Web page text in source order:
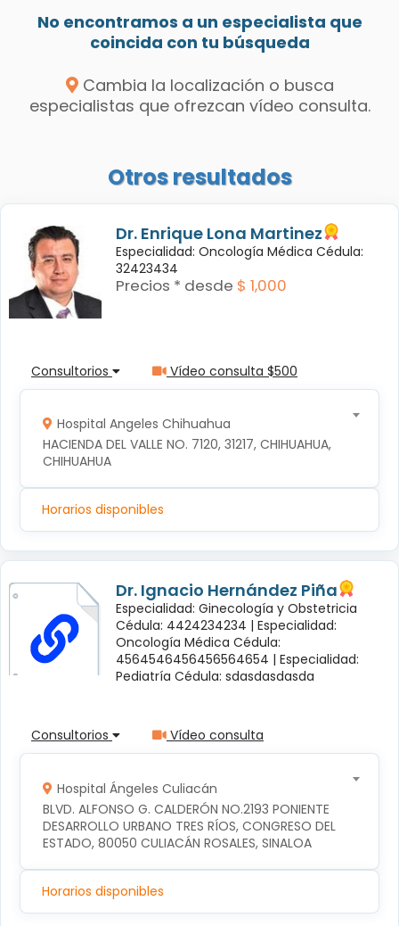
No encontramos a un especialista que
coincida con tu búsqueda
Cambia la localización o busca
especialistas que ofrezcan vídeo consulta.
Otros resultados
Dr. Enrique Lona Martinez
Especialidad: Oncología Médica Cédula:
32423434
Precios * desde $ 1,000
Consultorios Vídeo consulta $500
Hospital Angeles Chihuahua
HACIENDA DEL VALLE NO. 7120, 31217, CHIHUAHUA,
CHIHUAHUA
Horarios disponibles
Dr. Ignacio Hernández Piña
Especialidad: Ginecología y Obstetricia
Cédula: 4424234234 | Especialidad:
Oncología Médica Cédula:
4564546456456564654 | Especialidad:
Pediatría Cédula: sdasdasdasda
Consultorios Vídeo consulta
Hospital Ángeles Culiacán
BLVD. ALFONSO G. CALDERÓN NO.2193 PONIENTE
DESARROLLO URBANO TRES RÍOS, CONGRESO DEL
ESTADO, 80050 CULIACÁN ROSALES, SINALOA
Horarios disponibles